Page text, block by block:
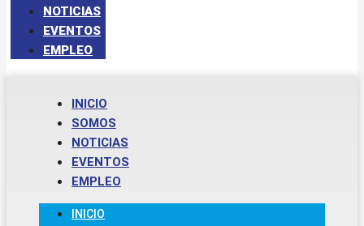
NOTICIAS
EVENTOS
EMPLEO
INICIO
SOMOS
NOTICIAS
EVENTOS
EMPLEO
INICIO